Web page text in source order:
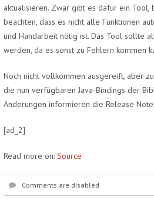
aktualisieren. Zwar gibt es dafür ein Tool,
beachten, dass es nicht alle Funktionen
und Handarbeit nötig ist. Das Tool sollte
werden, da es sonst zu Fehlern kommen
Noch nicht vollkommen ausgereift, aber
die nun verfügbaren Java-Bindings der
Änderungen informieren die Release
[ad_2]
Read more on: Source
Comments are disabled